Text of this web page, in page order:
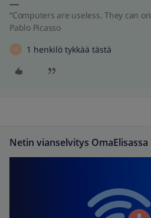
“Computers are useless. They can
Pablo Picasso
H 1 henkilö tykkää tästä
Netin vianselvitys OmaElisassa